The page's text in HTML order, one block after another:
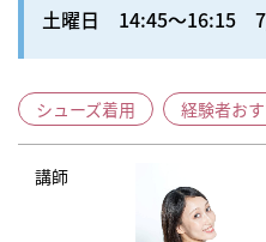
土曜日 14:45～16:15
シューズ着用 経験者お
講師